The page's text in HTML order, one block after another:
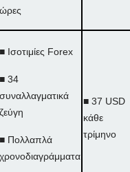
ώρες
■ Ισοτιμίες Forex
■ 34
συναλλαγματικά
ζεύγη
■ Πολλαπλά
χρονοδιαγράμματα
■ 37 USD
κάθε
τρίμηνο